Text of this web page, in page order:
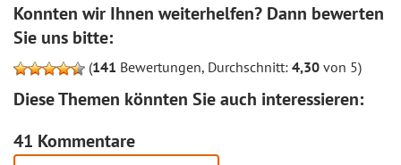
Konnten wir Ihnen weiterhelfen? Dann bewerten
Sie uns bitte:
(141 Bewertungen, Durchschnitt: 4,30 von 5)
Diese Themen könnten Sie auch interessieren:
41 Kommentare